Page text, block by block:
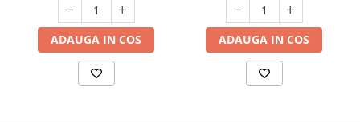
ADAUGA IN COS ADAUGA IN COS